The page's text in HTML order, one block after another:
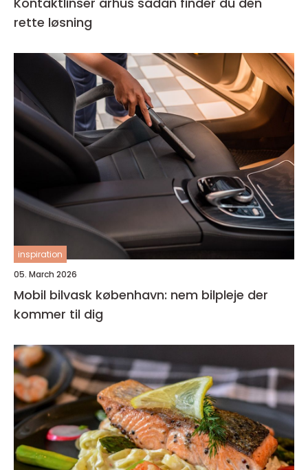
rette løsning
inspiration
05. March 2026
Mobil bilvask københavn: nem bilpleje der
kommer til dig